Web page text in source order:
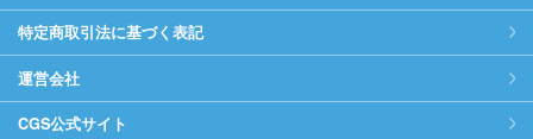
特定商取引法に基づく表記
運営会社
CGS公式サイト